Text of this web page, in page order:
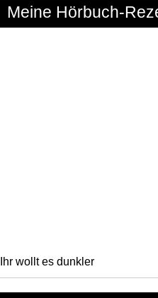
Meine Hörbuch-
Ihr wollt es dunkler